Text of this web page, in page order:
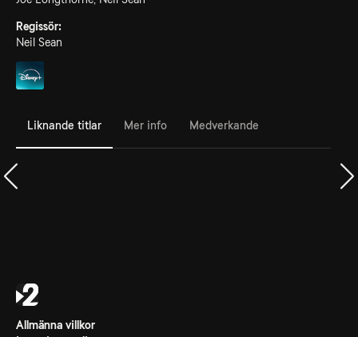
Regissör:
Neil Sean
Liknande titlar Mer info Medverkande
Allmänna villkor